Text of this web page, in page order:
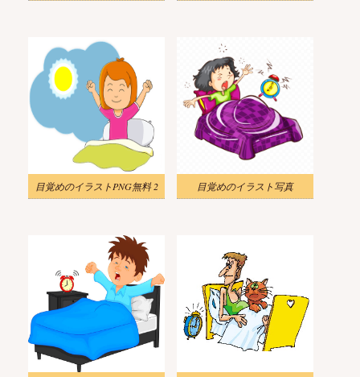
目覚めのイラストPNG無料 2 目覚めのイラスト写真